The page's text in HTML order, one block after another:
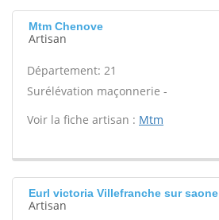
Mtm Chenove
Artisan
Département: 21
Surélévation maçonnerie -
Voir la fiche artisan : Mtm
Eurl victoria Villefranche sur saone
Artisan